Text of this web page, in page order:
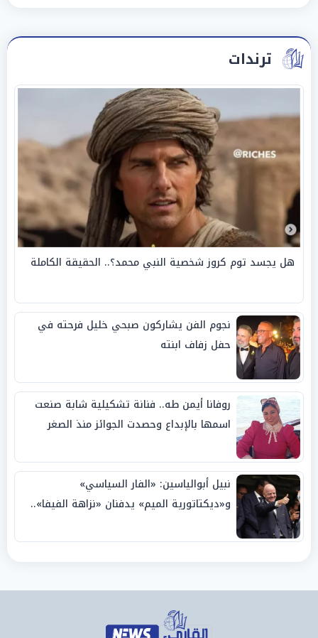
ترندات
هل يجسد توم كروز شخصية النبي محمد؟.. الحقيقة الكاملة
نجوم الفن يشاركون صبحي خليل فرحته في
حفل زفاف ابنته
روفانا أيمن طه.. فنانة تشكيلية شابة صنعت
اسمها بالإبداع وحصدت الجوائز منذ الصغر
نبيل أبوالياسين: «الفار السياسي»
و«ديكتاتورية الميم» يدفنان «نزاهة الفيفا»..